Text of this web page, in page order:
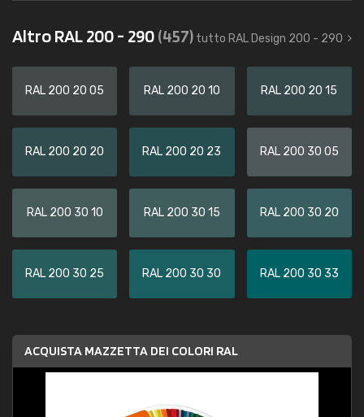
Altro RAL 200 - 290(457) tutto RAL Design 200 - 290
RAL 200 20 05 RAL 200 20 10 RAL 200 20 15
RAL 200 20 20 RAL 200 20 23 RAL 200 30 05
RAL 200 30 10 RAL 200 30 15 RAL 200 30 20
RAL 200 30 25 RAL 200 30 30 RAL 200 30 33
ACQUISTA MAZZETTA DEI COLORI RAL